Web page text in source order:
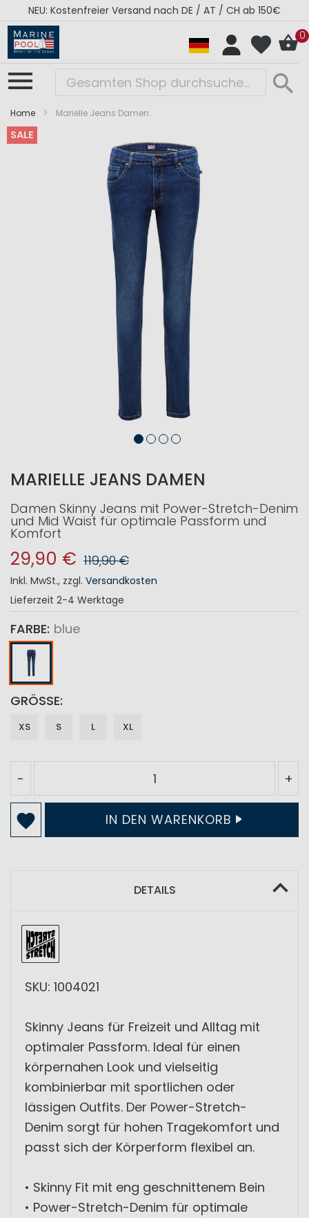
NEU: Kostenfreier Versand nach DE / AT / CH ab 150€
0
Home Marielle Jeans Damen
SALE
Zum
Zum
MARIELLE JEANS DAMEN
Damen Skinny Jeans mit Power-Stretch-Denim
und Mid Waist für optimale Passform und
Komfort
29,90 € 119,90 €
Inkl. MwSt., zzgl. Versandkosten
Lieferzeit 2-4 Werktage
FARBE blue
GRÖSSE
XS S L XL
- +
IN DEN WARENKORB
DETAILS
SKU: 1004021
Skinny Jeans für Freizeit und Alltag mit
optimaler Passform. Ideal für einen
körpernahen Look und vielseitig
kombinierbar mit sportlichen oder
lässigen Outfits. Der Power-Stretch-
Denim sorgt für hohen Tragekomfort und
passt sich der Körperform flexibel an.
• Skinny Fit mit eng geschnittenem Bein
• Power-Stretch-Denim für optimale